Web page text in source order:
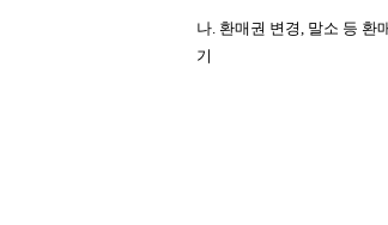
나. 환매권 변경, 말소 등 환
기